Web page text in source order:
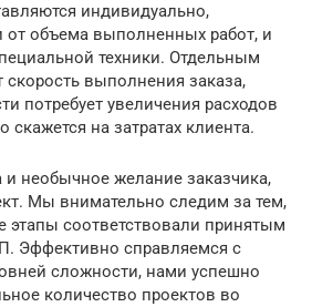
индивидуально,
от объема выполненных работ, и
техники. Отдельным
выполнения заказа,
потребует увеличения расходов
скажется на затратах клиента.
необычное желание заказчика,
Мы внимательно следим за тем,
соответствовали принятым
Эффективно справляемся с
сложности, нами успешно
количество проектов во